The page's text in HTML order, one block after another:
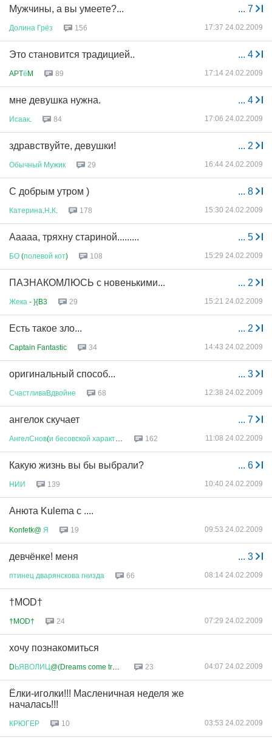
... 7
Мужчины, а вы умеете?...
Долина Грёз 156 17:37 24.02.2009
... 4
Это становится традицией..
APTёM 89 17:14 24.02.2009
... 4
мне девушка нужна.
Исаак 84 17:06 24.02.2009
... 2
здравствуйте, девушки!
Обычный Мужик 29 16:44 24.02.2009
... 8
С добрым утром )
Катерина Н К 178 15:30 24.02.2009
... 5
Ааааа, тряхну стариной.........
БО (полевой кот) 108 15:29 24.02.2009
... 2
ПАЗНАКОМЛЮСЬ с новенькими...
Жека - }{B3 29 15:21 24.02.2009
... 2
Есть такое зло...
Captain Fantastic 34 14:43 24.02.2009
... 3
оригинальный способ...
СчастливаВдвойне 68 12:38 24.02.2009
... 7
ангелок скучает
АнгелСнов(и бесовской характер 162 11:08 24.02.2009
... 6
Какую жизнь вы бы выбрали?
НИИ 139 10:40 24.02.2009
Анюта Kulema с ....
Konfetk@ Я 19 09:53 24.02.2009
... 3
девчёнке! меня
птинец дварянскова гнизда 66 08:14 24.02.2009
†MOD†
†MOD† 24 07:29 24.02.2009
хочу познакомиться
DЬЯВОЛИЦ@(Dreams come true!!!) 23 04:07 24.02.2009
Ёлки-иголки!!! Масленичная неделя же
началась!!!
КРЮГЕР 10 03:53 24.02.2009